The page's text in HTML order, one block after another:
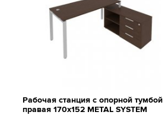
Рабочая станция с опорной тумбой
правая 170х152 METAL SYSTEM